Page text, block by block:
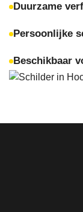
Duurzame
Persoonlijke
Beschikbaar